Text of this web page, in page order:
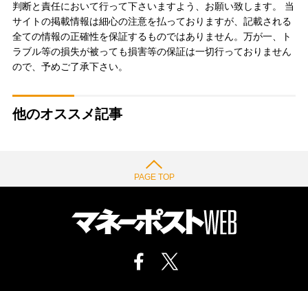
判断と責任において行って下さいますよう、お願い致します。 当
サイトの掲載情報は細心の注意を払っておりますが、記載される
全ての情報の正確性を保証するものではありません。万が一、ト
ラブル等の損失が被っても損害等の保証は一切行っておりません
ので、予めご了承下さい。
他のオススメ記事
PAGE TOP